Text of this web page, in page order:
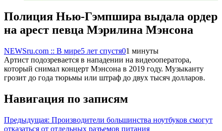
Полиция Нью-Гэмпшира выдала ордер
на арест певца Мэрилина Мэнсона
NEWSru.com :: В мире5 лет спустя01 минуты
Артист подозревается в нападении на видеооператора,
который снимал концерт Мэнсона в 2019 году. Музыканту
грозит до года тюрьмы или штраф до двух тысяч долларов.
Навигация по записям
Предыдущая: Производители большинства ноутбуков смогут
отказаться от отдельных разъемов питания